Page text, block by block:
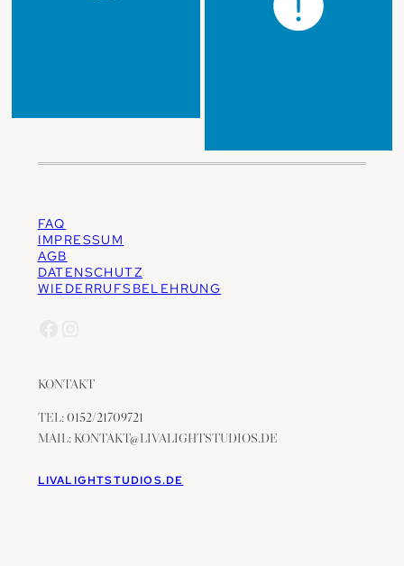
FAQ
IMPRESSUM
AGB
DATENSCHUTZ
WIEDERRUFSBELEHRUNG
KONTAKT
TEL: 0152/21709721
MAIL: KONTAKT@LIVALIGHTSTUDIOS.DE
LIVALIGHTSTUDIOS.DE